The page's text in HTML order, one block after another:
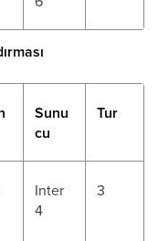
Sunu
cu
Tur
Inter
4
3